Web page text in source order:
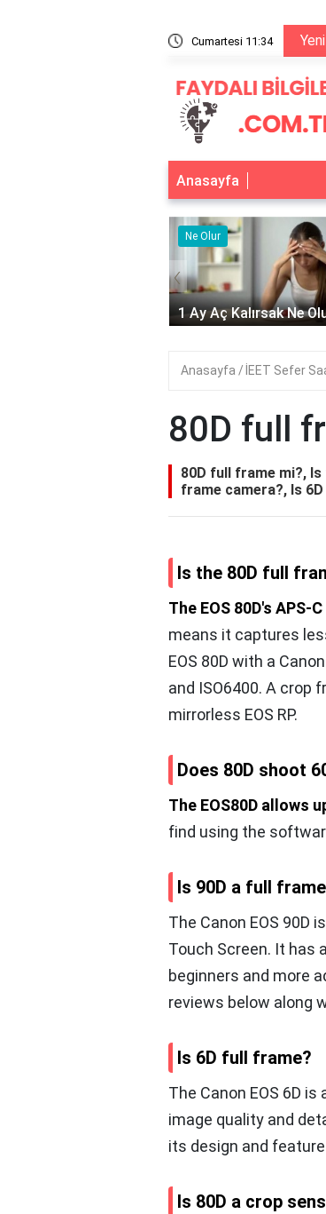
Cumartesi 11:35 Yeni
Anasayfa
Ne Olur
1 Ay Aç Kalırsak Ne
‹
Anasayfa İEET Sefer
80D full
80D full frame mi?, Is
frame camera?, Is
Is the 80D full
The EOS 80D's
means it captures
EOS 80D with a
and ISO6400. A crop
mirrorless EOS RP.
Does 80D shoot
The EOS80D allows
find using the
Is 90D a full
The Canon EOS 90D
Touch Screen. It has
beginners and more
reviews below along
Is 6D full frame?
The Canon EOS 6D is
image quality and
its design and
Is 80D a crop